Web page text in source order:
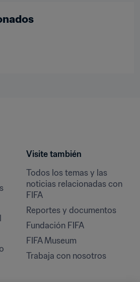
Visite también
Todos los temas y las
noticias relacionadas con
FIFA
Reportes y documentos
Fundación FIFA
FIFA Museum
Trabaja con nosotros